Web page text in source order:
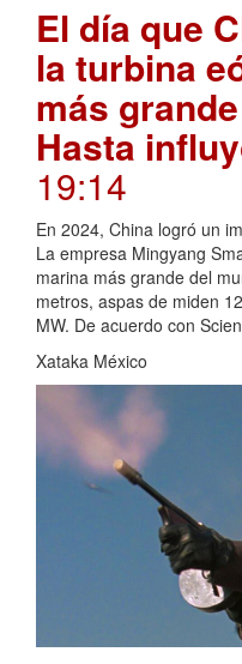
El día que
la turbina
más
Hasta
19:14
En 2024, China logró un
La empresa Mingyang
marina más grande del
metros, aspas de miden
MW. De acuerdo con
Xataka México